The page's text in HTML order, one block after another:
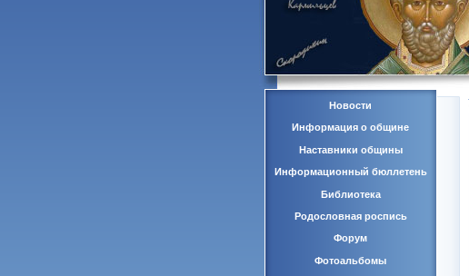
Новости
Информация о общине
Наставники общины
Информационный бюллетень
Библиотека
Родословная роспись
Форум
Фотоальбомы